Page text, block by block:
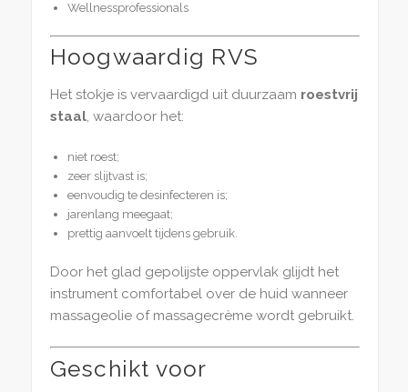
Wellnessprofessionals
Hoogwaardig RVS
Het stokje is vervaardigd uit duurzaam roestvrij
staal, waardoor het:
niet roest;
zeer slijtvast is;
eenvoudig te desinfecteren is;
jarenlang meegaat;
prettig aanvoelt tijdens gebruik.
Door het glad gepolijste oppervlak glijdt het
instrument comfortabel over de huid wanneer
massageolie of massagecrème wordt gebruikt.
Geschikt voor